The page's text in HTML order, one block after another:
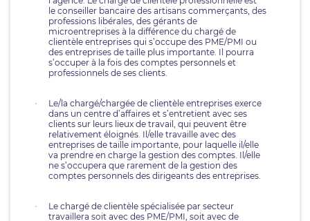
le conseiller bancaire des artisans commerçants, des
professions libérales, des gérants de
microentreprises à la différence du chargé de
clientèle entreprises qui s’occupe des PME/PMI ou
des entreprises de taille plus importante. Il pourra
s’occuper à la fois des comptes personnels et
professionnels de ses clients.
Le/la chargé/chargée de clientèle entreprises exerce
dans un centre d’affaires et s’entretient avec ses
clients sur leurs lieux de travail, qui peuvent être
relativement éloignés. Il/elle travaille avec des
entreprises de taille importante, pour laquelle il/elle
va prendre en charge la gestion des comptes. Il/elle
ne s’occupera que rarement de la gestion des
comptes personnels des dirigeants des entreprises.
Le chargé de clientèle spécialisée par secteur
travaillera soit avec des PME/PMI, soit avec de